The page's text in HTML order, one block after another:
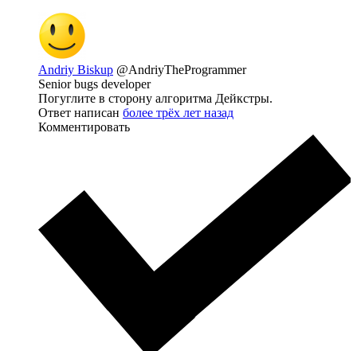
Andriy Biskup @AndriyTheProgrammer
Senior bugs developer
Погуглите в сторону алгоритма Дейкстры.
Ответ написан более трёх лет назад
Комментировать